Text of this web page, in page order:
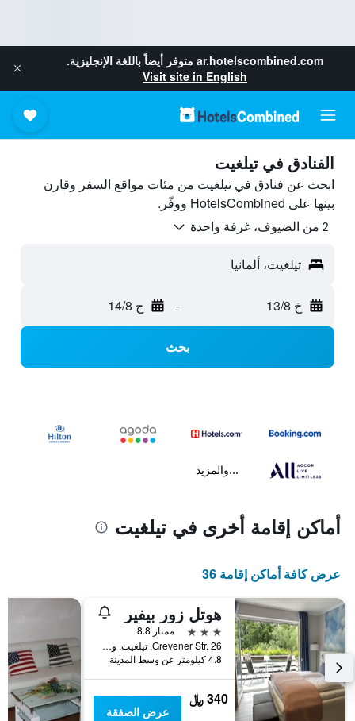
ar.hotelscombined.com متوفر أيضاً باللغة الإنجليزية.
Visit site in English
الفنادق في تيلغيت
ابحث عن فنادق في تيلغيت من مئات مواقع السفر وقارن
بينها على HotelsCombined ووفّر.
2 من الضيوف، غرفة واحدة
تيلغيت، ألمانيا
خ 13/8 - ج 14/8
بحث
...والمزيد
أماكن إقامة أخرى في تيلغيت
عرض كافة أماكن إقامة 36
هوتل زور بيفير
3 نجوم
ممتاز 8.8
Grevener Str. 26, تيلغيت, ولاية شمال الراين وستفاليا, ألمانيا
4.8 كيلومتر عن وسط المدينة
340 ﷼
عرض الصفقة